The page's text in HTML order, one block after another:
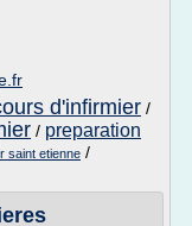
d'infirmier /
/ preparation
saint etienne /